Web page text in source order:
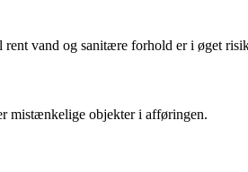
rent vand og sanitære forhold er i øget
mistænkelige objekter i afføringen.